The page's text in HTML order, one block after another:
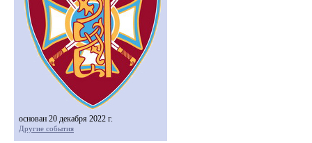
основан 20 декабря 2022 г.
Другие события